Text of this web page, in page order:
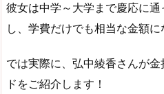
彼女は中学～大学まで慶応に
し、学費だけでも相当な金額に
では実際に、弘中綾香さんが
ドをご紹介します！